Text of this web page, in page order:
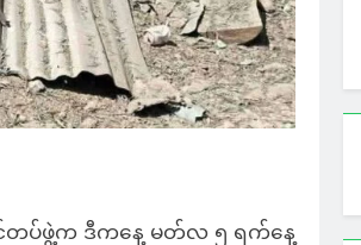
ရှင်တပ်ဖွဲ့က ဒီကနေ့ မတ်လ ၅ ရက်နေ့